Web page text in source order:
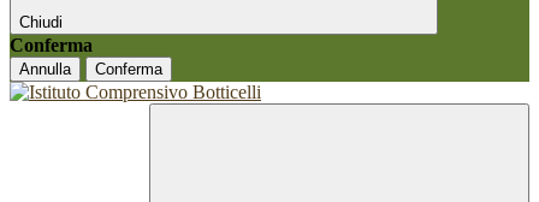
Chiudi
Conferma
Annulla Conferma